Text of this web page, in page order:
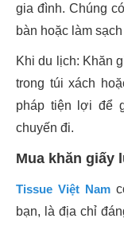
gia đình. Chúng
bàn hoặc làm
Khi du lịch: Khăn
trong túi xách
pháp tiện lợi để
chuyến đi.
Mua khăn giấy
Tissue Việt Nam
bạn, là địa chỉ